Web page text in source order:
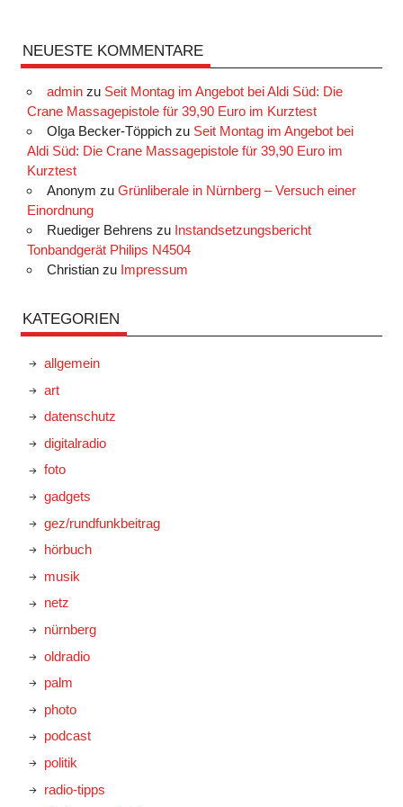
NEUESTE KOMMENTARE
adminzu Seit Montag im Angebot bei Aldi Süd: Die
Crane Massagepistole für 39,90 Euro im Kurztest
Olga Becker-Töppichzu Seit Montag im Angebot bei
Aldi Süd: Die Crane Massagepistole für 39,90 Euro im
Kurztest
Anonym zu Grünliberale in Nürnberg – Versuch einer
Einordnung
Ruediger Behrens zu Instandsetzungsbericht
Tonbandgerät Philips N4504
Christianzu Impressum
KATEGORIEN
allgemein
art
datenschutz
digitalradio
foto
gadgets
gez/rundfunkbeitrag
hörbuch
musik
netz
nürnberg
oldradio
palm
photo
podcast
politik
radio-tipps